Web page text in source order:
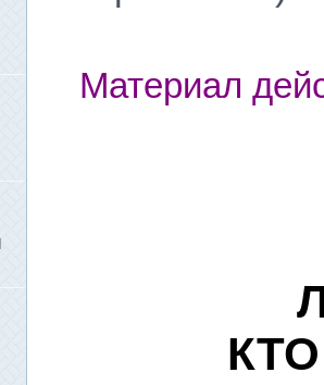
Материал